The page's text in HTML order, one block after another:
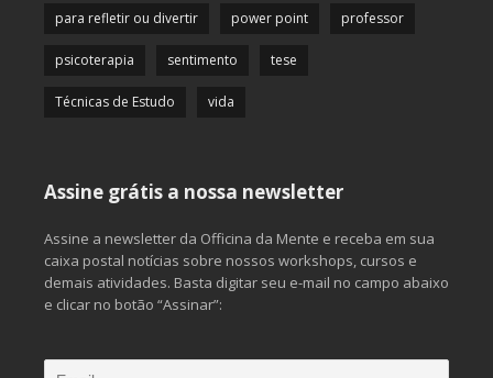
para refletir ou divertir power point professor
psicoterapia sentimento tese
Técnicas de Estudo vida
Assine grátis a nossa newsletter
Assine a newsletter da Officina da Mente e receba em sua
caixa postal notícias sobre nossos workshops, cursos e
demais atividades. Basta digitar seu e-mail no campo abaixo
e clicar no botão “Assinar”: